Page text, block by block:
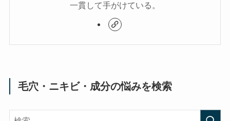
一貫して手がけている。
毛穴・ニキビ・成分の悩みを検索